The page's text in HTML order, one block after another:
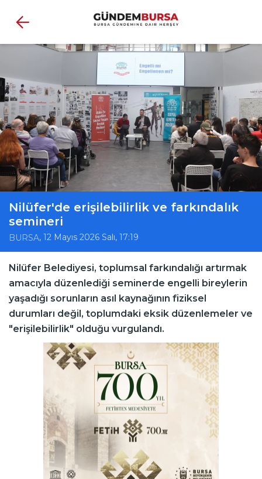
Nilüfer'de erişilebilirlik ve farkındalık
semineri
BURSA, 12 Mayıs 2026 Salı, 17:19
Nilüfer Belediyesi, toplumsal farkındalığı artırmak
amacıyla düzenlediği seminerde engelli bireylerin
yaşadığı sorunların asıl kaynağının fiziksel
durumları değil, toplumdaki eksik düzenlemeler ve
"erişilebilirlik" olduğu vurgulandı.